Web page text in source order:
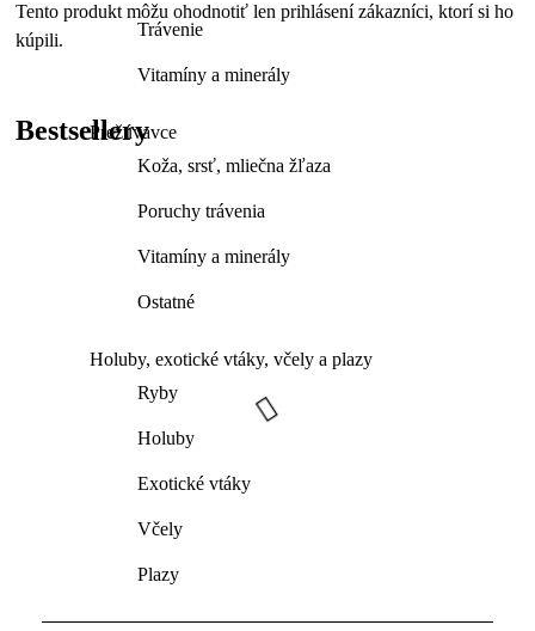
Trávenie
Vitamíny a minerály
Prežúvavce
Koža, srsť, mliečna žľaza
Poruchy trávenia
Vitamíny a minerály
Ostatné
Holuby, exotické vtáky, včely a plazy
Ryby
Holuby
Exotické vtáky
Včely
Plazy
Tento produkt môžu ohodnotiť len prihlásení zákazníci, ktorí si ho
kúpili.
Bestsellery